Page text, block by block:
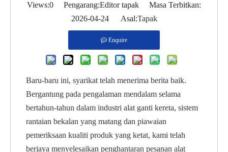
Views:0 Pengarang:Editor tapak Masa Terbitkan:
2026-04-24 Asal:Tapak
Enquire
Baru-baru ini, syarikat telah menerima berita baik.
Bergantung pada pengalaman mendalam selama
bertahun-tahun dalam industri alat ganti kereta, sistem
rantaian bekalan yang matang dan piawaian
pemeriksaan kualiti produk yang ketat, kami telah
berjaya menyelesaikan penghantaran pesanan alat